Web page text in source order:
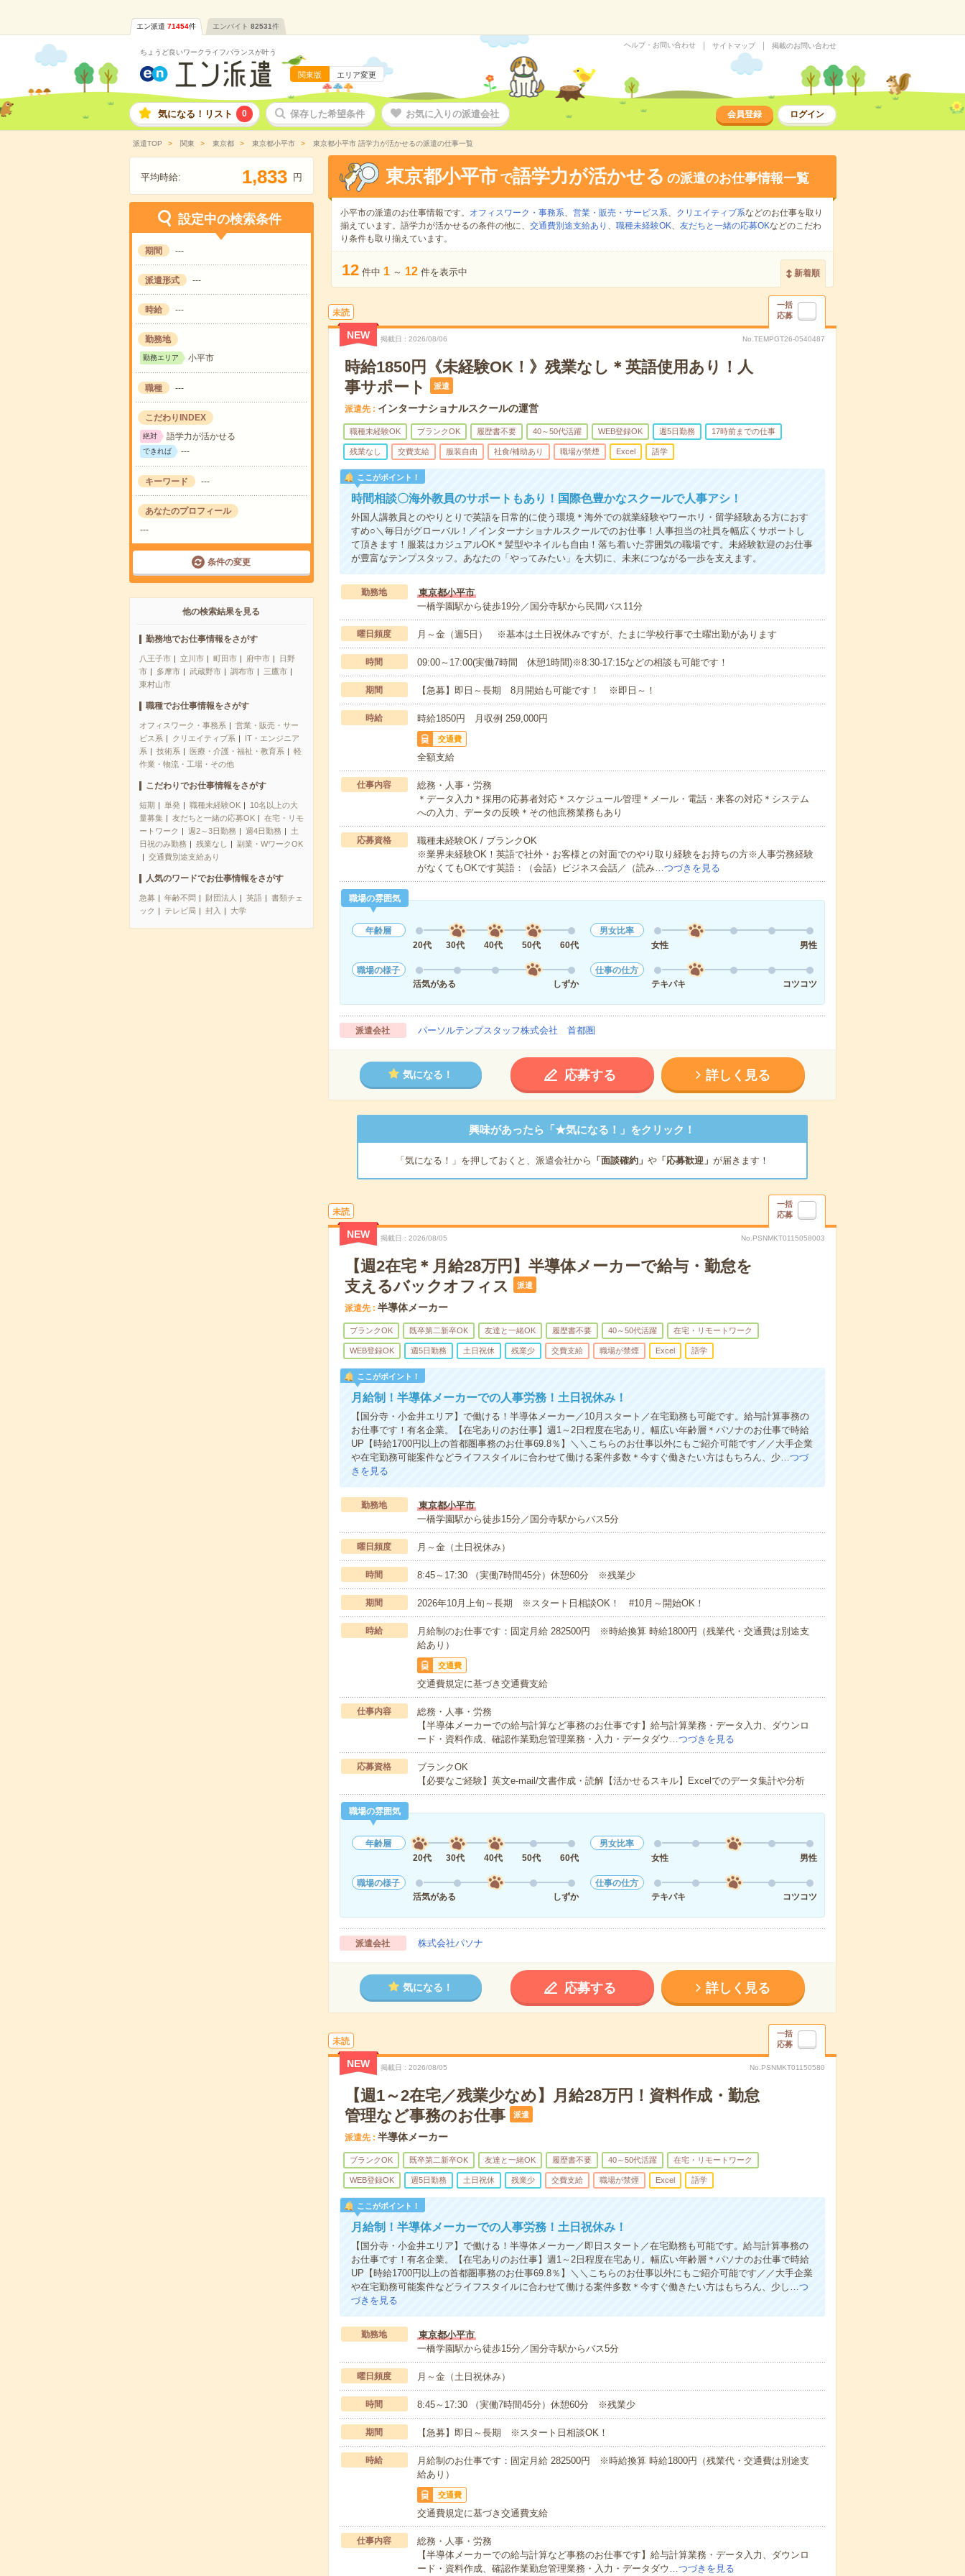
エン派遣 71454件 エンバイト 82531件
ちょうど良いワークライフバランスが叶う
関東版 エリア変更
ヘルプ・お問い合わせ サイトマップ 掲載のお問い合わせ
気になる！リスト 0 保存した希望条件 お気に入りの派遣会社 会員登録 ログイン
派遣TOP 関東 東京都 東京都小平市 東京都小平市 語学力が活かせるの派遣の仕事一覧
平均時給: 1,833 円
設定中の検索条件
期間 ---
派遣形式 ---
時給 ---
勤務地
勤務エリア 小平市
職種 ---
こだわりINDEX
絶対 語学力が活かせる
できれば ---
キーワード ---
あなたのプロフィール
---
条件の変更
他の検索結果を見る
勤務地でお仕事情報をさがす
八王子市 立川市 町田市 府中市
日野
市
多摩市 武蔵野市 調布市
三鷹市
東村山市
職種でお仕事情報をさがす
オフィスワーク・事務系
営業・販売・サー
ビス系
クリエイティブ系
IT・エンジニア
系
技術系 医療・介護・福祉・教育系
軽
作業・物流・工場・その他
こだわりでお仕事情報をさがす
短期 単発 職種未経験OK
10名以上の大
量募集
友だちと一緒の応募OK
在宅・リモ
ートワーク
週2～3日勤務 週4日勤務
土
日祝のみ勤務
残業なし
副業・WワークOK
交通費別途支給あり
人気のワードでお仕事情報をさがす
急募 年齢不問 財団法人 英語
書類チェ
ック
テレビ局 封入 大学
東京都小平市 で語学力が活かせる の派遣のお仕事情報一覧
小平市の派遣のお仕事情報です。 オフィスワーク・事務系、 営業・販売・サービス系、 クリエイティブ系などのお仕事を取り
揃えています。語学力が活かせるの条件の他に、 交通費別途支給あり 、 職種未経験OK、 友だちと一緒の応募OKなどのこだわ
り条件も取り揃えています。
12 件中 1 ～ 12 件を表示中 新着順
未読
一括
応募
NEW 掲載日 2026/08/06 No.TEMPGT26-0540487
時給1850円《未経験OK！》残業なし＊英語使用あり！人
事サポート
派遣
派遣先 インターナショナルスクールの運営
職種未経験OK ブランクOK 履歴書不要 40～50代活躍 WEB登録OK 週5日勤務 17時前までの仕事
残業なし 交費支給 服装自由 社食/補助あり 職場が禁煙 Excel 語学
ここがポイント！
時間相談〇海外教員のサポートもあり！国際色豊かなスクールで人事アシ！
外国人講教員とのやりとりで英語を日常的に使う環境＊海外での就業経験やワーホリ・留学経験ある方におす
すめ○＼毎日がグローバル！／インターナショナルスクールでのお仕事！人事担当の社員を幅広くサポートし
て頂きます！服装はカジュアルOK＊髪型やネイルも自由！落ち着いた雰囲気の職場です。未経験歓迎のお仕事
が豊富なテンプスタッフ。あなたの「やってみたい」を大切に、未来につながる一歩を支えます。
勤務地
東京都小平市
一橋学園駅から徒歩19分／国分寺駅から民間バス11分
曜日頻度 月～金（週5日） ※基本は土日祝休みですが、たまに学校行事で土曜出勤があります
時間 09:00～17:00(実働7時間 休憩1時間)※8:30-17:15などの相談も可能です！
期間 【急募】即日～長期 8月開始も可能です！ ※即日～！
時給 時給1850円 月収例 259,000円
交通費
全額支給
仕事内容
総務・人事・労務
＊データ入力＊採用の応募者対応＊スケジュール管理＊メール・電話・来客の対応＊システム
への入力、データの反映＊その他庶務業務もあり
応募資格
職種未経験OK / ブランクOK
※業界未経験OK！英語で社外・お客様との対面でのやり取り経験をお持ちの方※人事労務経験
がなくてもOKです英語：（会話）ビジネス会話／（読み…つづきを見る
職場の雰囲気
年齢層
20代
30代 40代 50代 60代
男女比率
女性
男性
職場の様子
活気がある
しずか
仕事の仕方
テキパキ
コツコツ
派遣会社 パーソルテンプスタッフ株式会社 首都圏
気になる！ 応募する 詳しく見る
興味があったら「★気になる！」をクリック！
「気になる！」を押しておくと、派遣会社から 「面談確約」 や「応募歓迎」 が届きます！
未読
一括
応募
NEW 掲載日 2026/08/05 No.PSNMKT0115058003
【週2在宅＊月給28万円】半導体メーカーで給与・勤怠を
支えるバックオフィス
派遣
派遣先 半導体メーカー
ブランクOK 既卒第二新卒OK 友達と一緒OK 履歴書不要 40～50代活躍 在宅・リモートワーク
WEB登録OK 週5日勤務 土日祝休 残業少 交費支給 職場が禁煙 Excel 語学
ここがポイント！
月給制！半導体メーカーでの人事労務！土日祝休み！
【国分寺・小金井エリア】で働ける！半導体メーカー／10月スタート／在宅勤務も可能です。給与計算事務の
お仕事です！有名企業。【在宅ありのお仕事】週1～2日程度在宅あり。幅広い年齢層＊パソナのお仕事で時給
UP【時給1700円以上の首都圏事務のお仕事69.8％】＼＼こちらのお仕事以外にもご紹介可能です／／大手企業
や在宅勤務可能案件などライフスタイルに合わせて働ける案件多数＊今すぐ働きたい方はもちろん、少…つづ
きを見る
勤務地
東京都小平市
一橋学園駅から徒歩15分／国分寺駅からバス5分
曜日頻度 月～金（土日祝休み）
時間 8:45～17:30 （実働7時間45分）休憩60分 ※残業少
期間 2026年10月上旬～長期 ※スタート日相談OK！ #10月～開始OK！
時給
月給制のお仕事です：固定月給 282500円 ※時給換算 時給1800円（残業代・交通費は別途支
給あり）
交通費
交通費規定に基づき交通費支給
仕事内容
総務・人事・労務
【半導体メーカーでの給与計算など事務のお仕事です】給与計算業務・データ入力、ダウンロ
ード・資料作成、確認作業勤怠管理業務・入力・データダウ…つづきを見る
応募資格
ブランクOK
【必要なご経験】英文e-mail/文書作成・読解【活かせるスキル】Excelでのデータ集計や分析
職場の雰囲気
年齢層
20代
30代 40代 50代 60代
男女比率
女性
男性
職場の様子
活気がある
しずか
仕事の仕方
テキパキ
コツコツ
派遣会社 株式会社パソナ
気になる！ 応募する 詳しく見る
未読
一括
応募
NEW 掲載日 2026/08/05 No.PSNMKT01150580
【週1～2在宅／残業少なめ】月給28万円！資料作成・勤怠
管理など事務のお仕事
派遣
派遣先 半導体メーカー
ブランクOK 既卒第二新卒OK 友達と一緒OK 履歴書不要 40～50代活躍 在宅・リモートワーク
WEB登録OK 週5日勤務 土日祝休 残業少 交費支給 職場が禁煙 Excel 語学
ここがポイント！
月給制！半導体メーカーでの人事労務！土日祝休み！
【国分寺・小金井エリア】で働ける！半導体メーカー／即日スタート／在宅勤務も可能です。給与計算事務の
お仕事です！有名企業。【在宅ありのお仕事】週1～2日程度在宅あり。幅広い年齢層＊パソナのお仕事で時給
UP【時給1700円以上の首都圏事務のお仕事69.8％】＼＼こちらのお仕事以外にもご紹介可能です／／大手企業
や在宅勤務可能案件などライフスタイルに合わせて働ける案件多数＊今すぐ働きたい方はもちろん、少し…つ
づきを見る
勤務地
東京都小平市
一橋学園駅から徒歩15分／国分寺駅からバス5分
曜日頻度 月～金（土日祝休み）
時間 8:45～17:30 （実働7時間45分）休憩60分 ※残業少
期間 【急募】即日～長期 ※スタート日相談OK！
時給
月給制のお仕事です：固定月給 282500円 ※時給換算 時給1800円（残業代・交通費は別途支
給あり）
交通費
交通費規定に基づき交通費支給
仕事内容
総務・人事・労務
【半導体メーカーでの給与計算など事務のお仕事です】給与計算業務・データ入力、ダウンロ
ード・資料作成、確認作業勤怠管理業務・入力・データダウ…つづきを見る